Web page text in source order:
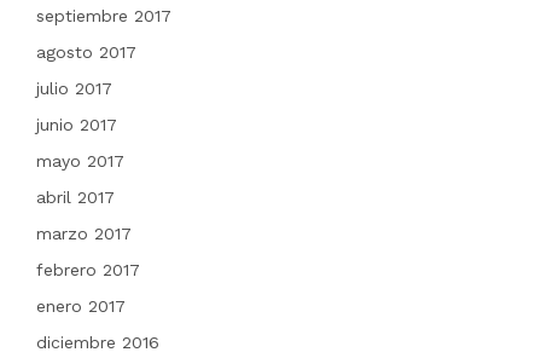
septiembre 2017
agosto 2017
julio 2017
junio 2017
mayo 2017
abril 2017
marzo 2017
febrero 2017
enero 2017
diciembre 2016